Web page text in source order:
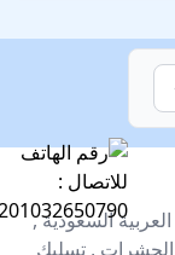
السعودية ,
, تسليك